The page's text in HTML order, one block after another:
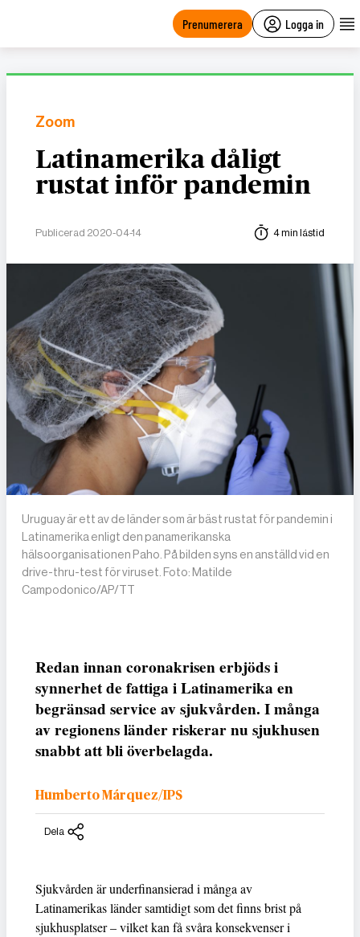
Prenumerera Logga in
Zoom
Latinamerika dåligt
rustat inför pandemin
Publicerad 2020-04-14 4 min lästid
Uruguay är ett av de länder som är bäst rustat för pandemin i
Latinamerika enligt den panamerikanska
hälsoorganisationen Paho. På bilden syns en anställd vid en
drive-thru-test för viruset. Foto: Matilde
Campodonico/AP/TT
Redan innan coronakrisen erbjöds i
synnerhet de fattiga i Latinamerika en
begränsad service av sjukvården. I många
av regionens länder riskerar nu sjukhusen
snabbt att bli överbelagda.
Humberto Márquez/IPS
Dela
Sjukvården är underfinansierad i många av
Latinamerikas länder samtidigt som det finns brist på
sjukhusplatser – vilket kan få svåra konsekvenser i